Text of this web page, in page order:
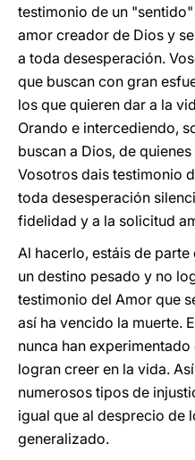
testimonio de un
amor creador de Dios y
a toda desesperación.
que buscan con gran
los que quieren dar a la
Orando e intercediendo,
buscan a Dios, de
Vosotros dais testimonio
toda desesperación
fidelidad y a la solicitud
Al hacerlo, estáis de
un destino pesado y no
testimonio del Amor que
así ha vencido la muerte.
nunca han
logran creer en la vida.
numerosos tipos de
igual que al desprecio de
generalizado.